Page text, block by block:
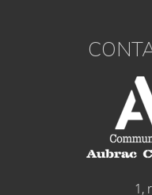
1,